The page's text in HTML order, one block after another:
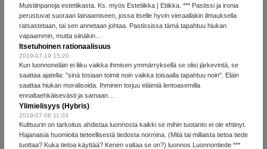
Muistiinpanoja estetiikasta. Ks. myös Estetiikka | Etiikka. *** Pastissi ja ironia
perustuvat suoraan lainaamiseen, jossa itselle hyvin vieraallakin ilmauksella
ratsastetaan, tai sen annetaan johtaa. Pastississa tämä tapahtuu hiukan
vapaammin, mutta siinäkin…
Itsetuhoinen rationaalisuus
2019-07-19 15:20
Kun luonnoneläin ei liiku vaikka ihmisen ymmärryksellä se olisi järkevintä, se
saattaa ajatella: "sinä tosiaan toimit noin vaikka toisaalla tapahtuu noin". Eläin
saattaa hiukan moralisoida. Ihminen torjuu eläimiä lentoasemilla
ennaltaehkäisevästi ja samaan…
Ylimielisyys (Hybris)
2019-07-08 11:03
Kulttuurin on tarkoitus ahdistaa luonnosta kaikki se mihin tuotanto ei ole ehtinyt.
Hajanaisia huomioita tieteellisestä tiedosta normina. (Mitä tai millaista tietoa tiede
tuottaa? Kuka tietoa käyttää? Kenen valtaa se on?) luonnos Luonnontiede ***